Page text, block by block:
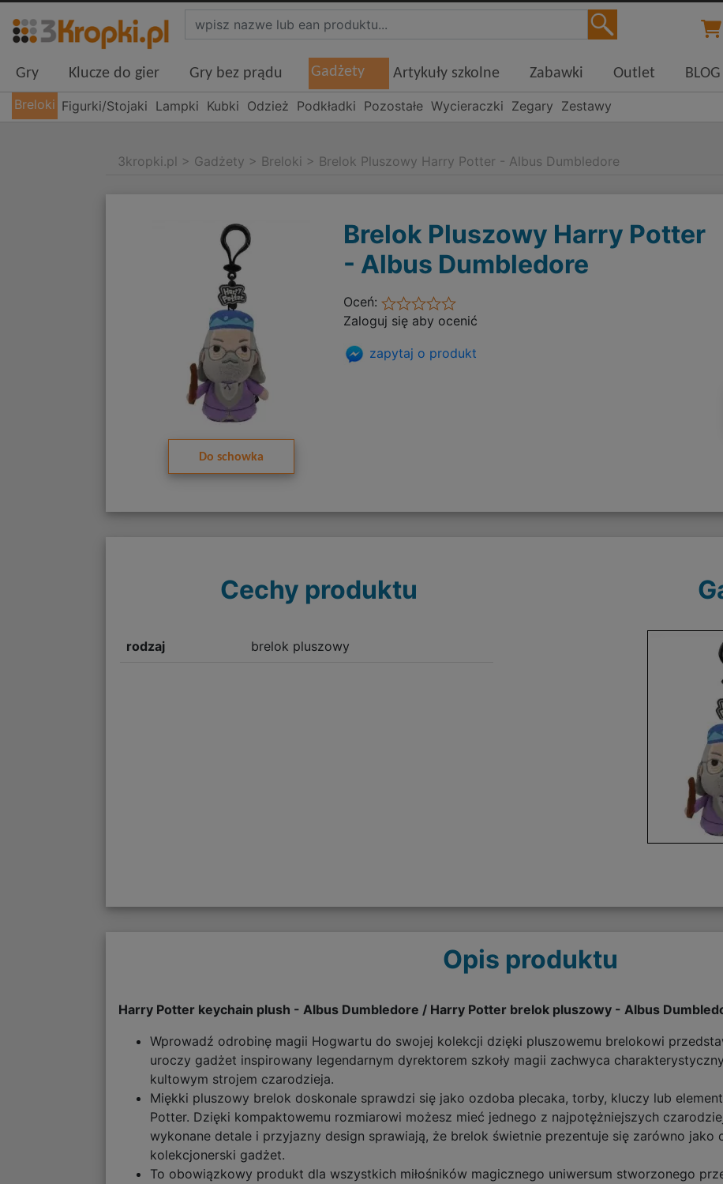
Gry Klucze do gier Gry bez prądu Gadżety Artykuły szkolne Zabawki Outlet
BLOG
Breloki Figurki/Stojaki Lampki Kubki Odzież Podkładki Pozostałe Wycieraczki Zegary Zestawy
3kropki.pl > Gadżety > Breloki > Brelok Pluszowy Harry Potter - Albus Dumbledore
Do schowka
Brelok Pluszowy Harry Potter
- Albus Dumbledore
Oceń:
Zaloguj się aby ocenić
zapytaj o produkt
Cechy produktu
rodzaj brelok pluszowy
Opis produktu
Harry Potter keychain plush - Albus Dumbledore / Harry Potter brelok pluszowy - Albus
Wprowadź odrobinę magii Hogwartu do swojej kolekcji dzięki pluszowemu brelokowi
uroczy gadżet inspirowany legendarnym dyrektorem szkoły magii zachwyca
kultowym strojem czarodzieja.
Miękki pluszowy brelok doskonale sprawdzi się jako ozdoba plecaka, torby, kluczy lub
Potter. Dzięki kompaktowemu rozmiarowi możesz mieć jednego z najpotężniejszych
wykonane detale i przyjazny design sprawiają, że brelok świetnie prezentuje się zarówno jako
kolekcjonerski gadżet.
To obowiązkowy produkt dla wszystkich miłośników magicznego uniwersum stworzonego